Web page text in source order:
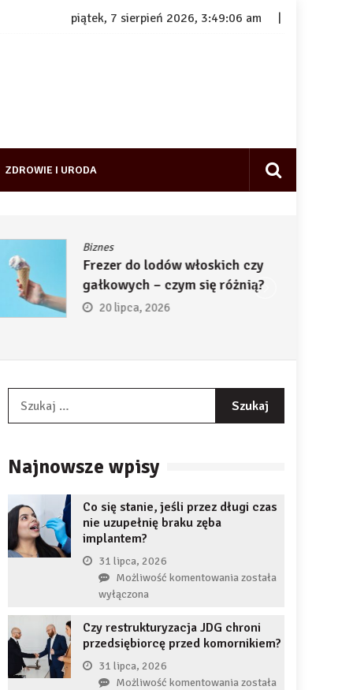
piątek, 7 sierpień 2026, 3:49:07 am
ZDROWIE I URODA
Biznes
Frezer do lodów włoskich czy
gałkowych – czym się różnią?
20 lipca, 2026
Najnowsze wpisy
Co się stanie, jeśli przez długi czas
nie uzupełnię braku zęba
implantem?
31 lipca, 2026
Możliwość komentowaniaCo
jeśli
przez
czas
została
wyłączona
Czy restrukturyzacja JDG chroni
przedsiębiorcę przed komornikiem?
31 lipca, 2026
Możliwość komentowaniaCzy
została